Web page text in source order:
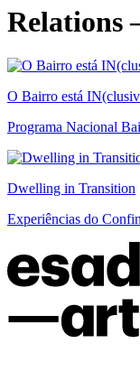
Relations
O Bairro está
Programa Nacional
Dwelling in Transition
Experiências do